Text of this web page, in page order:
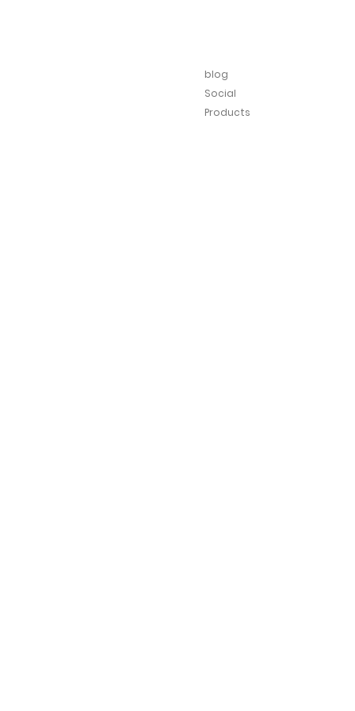
blog
Social
Products